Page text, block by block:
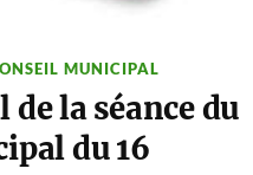
MUNICIPAL
la séance du
du 16